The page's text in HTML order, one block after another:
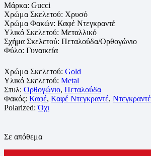
Μάρκα: Gucci
Χρώμα Σκελετού: Χρυσό
Χρώμα Φακών: Καφέ Ντεγκραντέ
Υλικό Σκελετού: Μεταλλικό
Σχήμα Σκελετού: Πεταλούδα/Ορθογώνιο
Φύλο: Γυναικεία
Χρώμα Σκελετού: Gold
Υλικό Σκελετού: Metal
Στυλ: Ορθογώνιο, Πεταλούδα
Φακός: Καφέ, Καφέ Ντεγκραντέ, Ντεγκραντέ
Polarized:Όχι
Σε απόθεμα